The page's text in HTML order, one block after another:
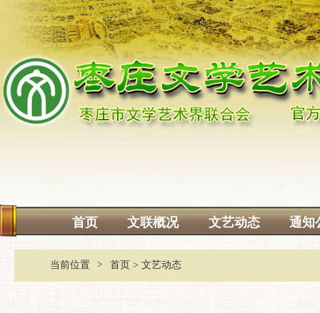
首页 文联概况 文艺动态 通知
当前位置 > 首页 > 文艺动态